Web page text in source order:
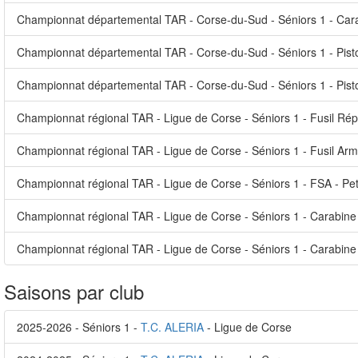
Championnat départemental TAR - Corse-du-Sud - Séniors 1 -
Championnat départemental TAR - Corse-du-Sud - Séniors 1 -
Championnat départemental TAR - Corse-du-Sud - Séniors 1 -
Championnat régional TAR - Ligue de Corse - Séniors 1 - Fusil
Championnat régional TAR - Ligue de Corse - Séniors 1 - Fusil
Championnat régional TAR - Ligue de Corse - Séniors 1 - FSA -
Championnat régional TAR - Ligue de Corse - Séniors 1 -
Championnat régional TAR - Ligue de Corse - Séniors 1 -
Saisons par club
2025-2026 - Séniors 1 - T.C. ALERIA - Ligue de Corse